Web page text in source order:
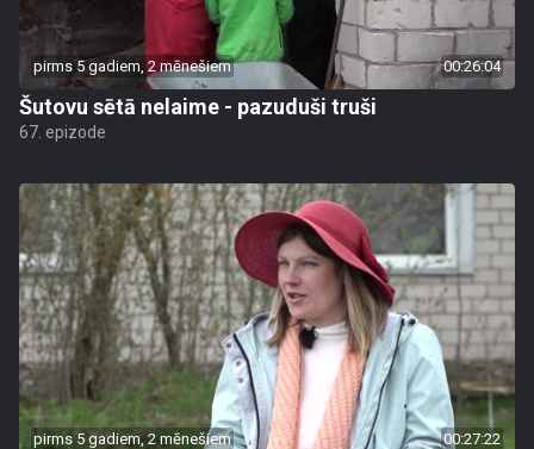
pirms 5 gadiem, 2 mēnešiem 00:26:04
Šutovu sētā nelaime - pazuduši truši
67. epizode
pirms 5 gadiem, 2 mēnešiem 00:27:22